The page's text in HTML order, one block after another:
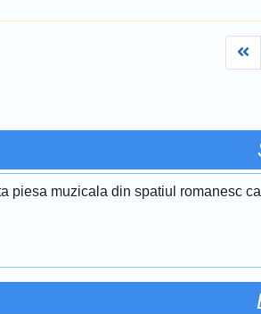
piesa muzicala din spatiul romanesc